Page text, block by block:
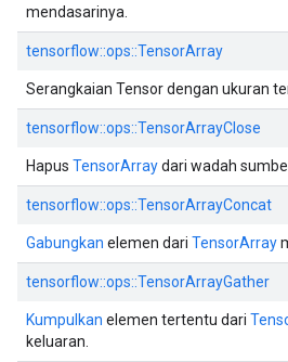
mendasarinya.
tensorflow::ops::TensorArray
Serangkaian Tensor dengan ukuran
tensorflow::ops::TensorArrayClose
Hapus TensorArraydari wadah
tensorflow::ops::TensorArrayConcat
Gabungkan elemen dari TensorArray
tensorflow::ops::TensorArrayGather
Kumpulkan elemen tertentu dari
keluaran.